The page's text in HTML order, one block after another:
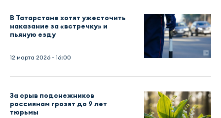
В Татарстане хотят ужесточить
наказание за «встречку» и
пьяную езду
12 марта 2026 - 16:00
За срыв подснежников
россиянам грозят до 9 лет
тюрьмы